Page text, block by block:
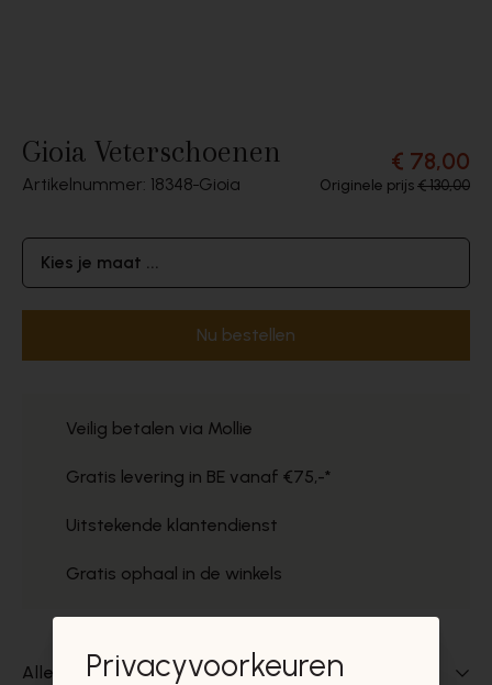
Gioia Veterschoenen
Artikelnummer: 18348 Gioia
€ 78,00
Originele prijs€ 130,00
Kies je maat ...
Nu bestellen
Veilig betalen via Mollie
Gratis levering in BE vanaf €75,-*
Uitstekende klantendienst
Gratis ophaal in de winkels
Alles over dit product
Privacyvoorkeuren